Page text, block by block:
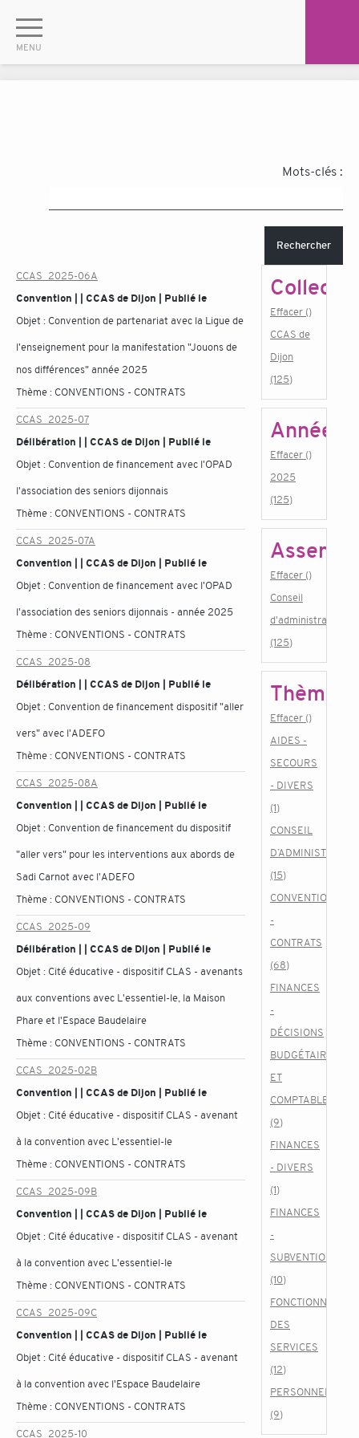
Mots-clés :
Rechercher
CCAS_2025-06A
Convention | | CCAS de Dijon | Publié le
Objet : Convention de partenariat avec la Ligue de
l'enseignement pour la manifestation "Jouons de
nos différences" année 2025
Thème : CONVENTIONS - CONTRATS
CCAS_2025-07
Délibération | | CCAS de Dijon | Publié le
Objet : Convention de financement avec l'OPAD
l'association des seniors dijonnais
Thème : CONVENTIONS - CONTRATS
CCAS_2025-07A
Convention | | CCAS de Dijon | Publié le
Objet : Convention de financement avec l'OPAD
l'association des seniors dijonnais - année 2025
Thème : CONVENTIONS - CONTRATS
CCAS_2025-08
Délibération | | CCAS de Dijon | Publié le
Objet : Convention de financement dispositif "aller
vers" avec l'ADEFO
Thème : CONVENTIONS - CONTRATS
CCAS_2025-08A
Convention | | CCAS de Dijon | Publié le
Objet : Convention de financement du dispositif
"aller vers" pour les interventions aux abords de
Sadi Carnot avec l'ADEFO
Thème : CONVENTIONS - CONTRATS
CCAS_2025-09
Délibération | | CCAS de Dijon | Publié le
Objet : Cité éducative - dispositif CLAS - avenants
aux conventions avec L'essentiel-le, la Maison
Phare et l'Espace Baudelaire
Thème : CONVENTIONS - CONTRATS
CCAS_2025-02B
Convention | | CCAS de Dijon | Publié le
Objet : Cité éducative - dispositif CLAS - avenant
à la convention avec L'essentiel-le
Thème : CONVENTIONS - CONTRATS
CCAS_2025-09B
Convention | | CCAS de Dijon | Publié le
Objet : Cité éducative - dispositif CLAS - avenant
à la convention avec L'essentiel-le
Thème : CONVENTIONS - CONTRATS
CCAS_2025-09C
Convention | | CCAS de Dijon | Publié le
Objet : Cité éducative - dispositif CLAS - avenant
à la convention avec l'Espace Baudelaire
Thème : CONVENTIONS - CONTRATS
CCAS_2025-10
Effacer ()
CCAS de
Dijon
(125)
Année
Effacer ()
2025
(125)
Effacer ()
Conseil
d'administration
(125)
Thème
Effacer ()
AIDES -
SECOURS
- DIVERS
(1)
CONSEIL
(15)
CONVENTIONS
-
CONTRATS
(68)
FINANCES
-
DÉCISIONS
BUDGÉTAIRES
ET
COMPTABLES
(9)
FINANCES
- DIVERS
(1)
FINANCES
-
SUBVENTIONS
(10)
DES
SERVICES
(12)
PERSONNEL
(9)